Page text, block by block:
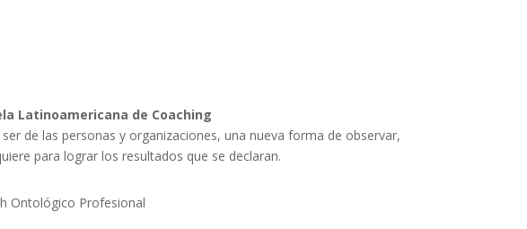
Latinoamericana de Coaching
de las personas y organizaciones, una nueva forma de observar,
para lograr los resultados que se declaran.
Ontológico Profesional